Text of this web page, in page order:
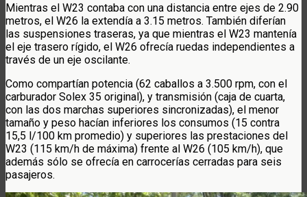
Mientras el W23 contaba con una distancia entre ejes de 2.90
metros, el W26 la extendía a 3.15 metros. También diferían
las suspensiones traseras, ya que mientras el W23 mantenía
el eje trasero rígido, el W26 ofrecía ruedas independientes a
través de un eje oscilante.
Como compartían potencia (62 caballos a 3.500 rpm, con el
carburador Solex 35 original), y transmisión (caja de cuarta,
con las dos marchas superiores sincronizadas), el menor
tamaño y peso hacían inferiores los consumos (15 contra
15,5 l/100 km promedio) y superiores las prestaciones del
W23 (115 km/h de máxima) frente al W26 (105 km/h), que
además sólo se ofrecía en carrocerías cerradas para seis
pasajeros.